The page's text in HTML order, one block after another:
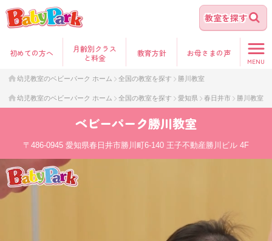
教室を探す
初めての方へ
月齢別クラス
と料金
教育方針 お母さまの声
MENU
幼児教室のベビーパーク ホーム 全国の教室を探す 勝川教室
幼児教室のベビーパーク ホーム 全国の教室を探す 愛知県 春日井市 勝川教室
ベビーパーク勝川教室
〒486-0945 愛知県春日井市勝川町6-140 王子不動産勝川ビル 4F